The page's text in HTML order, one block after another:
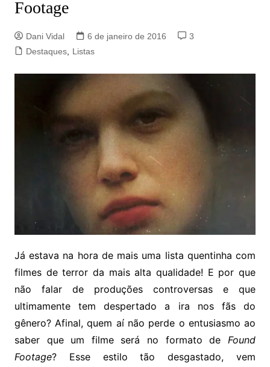
Footage
Dani Vidal 6 de janeiro de 2016
3
Destaques, Listas
Já estava na hora de mais uma lista quentinha com
filmes de terror da mais alta qualidade! E por que
não falar de produções controversas e que
ultimamente tem despertado a ira nos fãs do
gênero? Afinal, quem aí não perde o entusiasmo ao
saber que um filme será no formato deFound
Footage? Esse estilo tão desgastado, vem